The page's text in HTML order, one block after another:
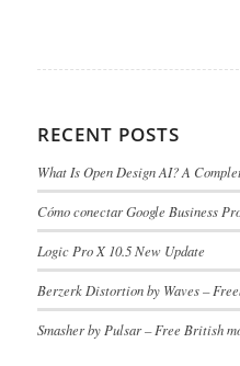
RECENT POSTS
What Is Open Design AI? A
Cómo conectar Google Business
Logic Pro X 10.5 New Update
Berzerk Distortion by Waves –
Smasher by Pulsar – Free British